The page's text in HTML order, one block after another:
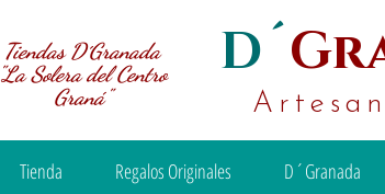
Tiendas D´Granada
"La Solera del Centro
Graná"
D´
Tienda Regalos Originales D´Granada